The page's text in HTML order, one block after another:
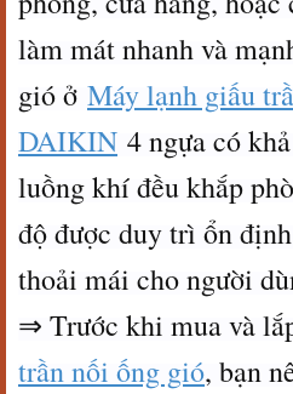
làm mát nhanh và
gió ở Máy lạnh giấu
DAIKIN 4 ngựa có
luồng khí đều khắp
độ được duy trì ổn
thoải mái cho người
⇒ Trước khi mua và
trần nối ống gió, bạn